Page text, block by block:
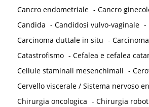
Cancro endometriale - Cancro
Candida - Candidosi vulvo-vaginale -
Carcinoma duttale in situ -
Catastrofismo - Cefalea e cefalea
Cellule staminali mesenchimali -
Cervello viscerale / Sistema nervoso
Chirurgia oncologica - Chirurgia